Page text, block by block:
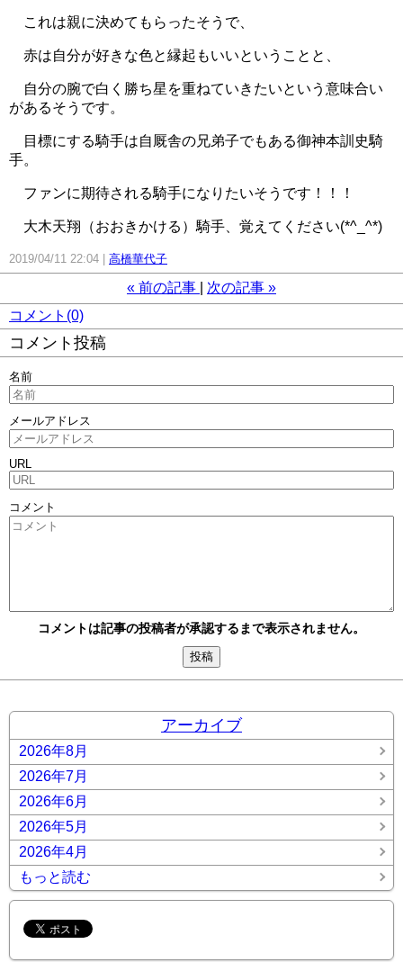
これは親に決めてもらったそうで、
赤は自分が好きな色と縁起もいいということと、
自分の腕で白く勝ち星を重ねていきたいという意味合い
があるそうです。
目標にする騎手は自厩舎の兄弟子でもある御神本訓史騎
手。
ファンに期待される騎手になりたいそうです！！！
大木天翔（おおきかける）騎手、覚えてください(*^_^*)
2019/04/11 22:04 高橋華代子
« 前の記事 次の記事 »
コメント(0)
コメント投稿
名前
メールアドレス
URL
コメント
コメントは記事の投稿者が承認するまで表示されません。
アーカイブ
2026年8月
2026年7月
2026年6月
2026年5月
2026年4月
もっと読む